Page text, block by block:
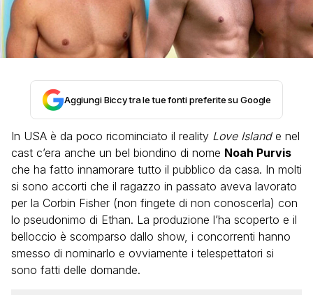
Aggiungi Biccy tra le tue fonti preferite su Google
In USA è da poco ricominciato il reality Love Islande nel
cast c’era anche un bel biondino di nome Noah Purvis
che ha fatto innamorare tutto il pubblico da casa. In molti
si sono accorti che il ragazzo in passato aveva lavorato
per la Corbin Fisher (non fingete di non conoscerla) con
lo pseudonimo di Ethan. La produzione l’ha scoperto e il
belloccio è scomparso dallo show, i concorrenti hanno
smesso di nominarlo e ovviamente i telespettatori si
sono fatti delle domande.